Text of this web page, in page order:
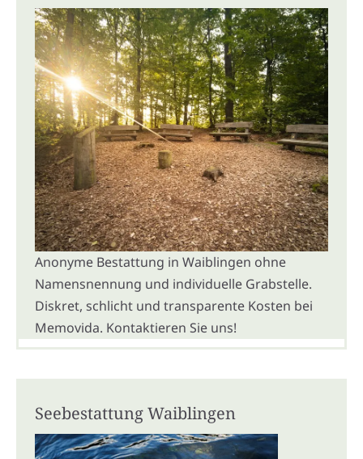
Anonyme Bestattung in Waiblingen ohne
Namensnennung und individuelle Grabstelle.
Diskret, schlicht und transparente Kosten bei
Memovida. Kontaktieren Sie uns!
Seebestattung Waiblingen